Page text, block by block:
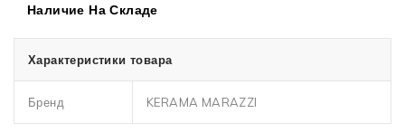
Наличие На Складе
Характеристики товара
Бренд KERAMA MARAZZI